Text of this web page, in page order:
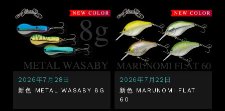
2026年7月28日
新色 METAL WASABY 8G
2026年7月22日
新色 MARUNOMI FLAT
60